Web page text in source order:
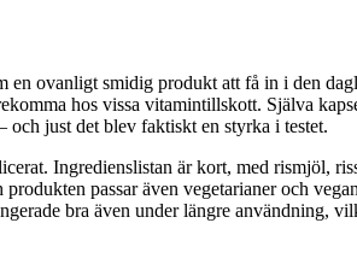
ovanligt smidig produkt att få in i den
hos vissa vitamintillskott. Själva
och just det blev faktiskt en styrka i testet.
Ingredienslistan är kort, med rismjöl,
passar även vegetarianer och
bra även under längre användning,